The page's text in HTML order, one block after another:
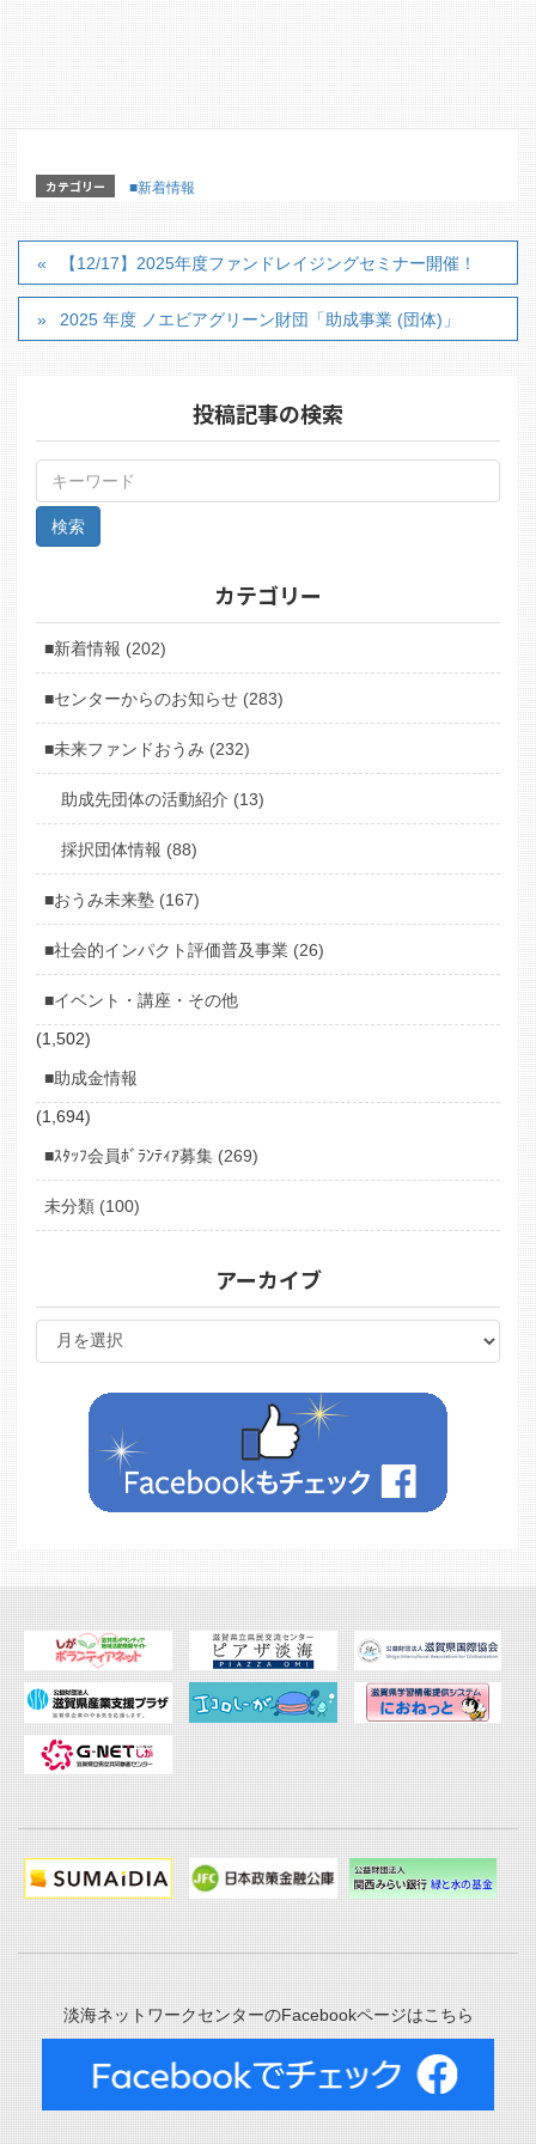
【12/17】2025年度ファンドレイジングセミナー開
催！
カテゴリー ■新着情報
【12/17】2025年度ファンドレイジングセミナー開催！
2025 年度 ノエビアグリーン財団「助成事業 (団体)」
投稿記事の検索
カテゴリー
■新着情報 (202)
■センターからのお知らせ (283)
■未来ファンドおうみ (232)
助成先団体の活動紹介 (13)
採択団体情報 (88)
■おうみ未来塾 (167)
■社会的インパクト評価普及事業 (26)
■イベント・講座・その他
(1,502)
■助成金情報
(1,694)
■ｽﾀｯﾌ会員ﾎﾞﾗﾝﾃｨｱ募集 (269)
未分類 (100)
アーカイブ
淡海ネットワークセンターのFacebookページはこちら